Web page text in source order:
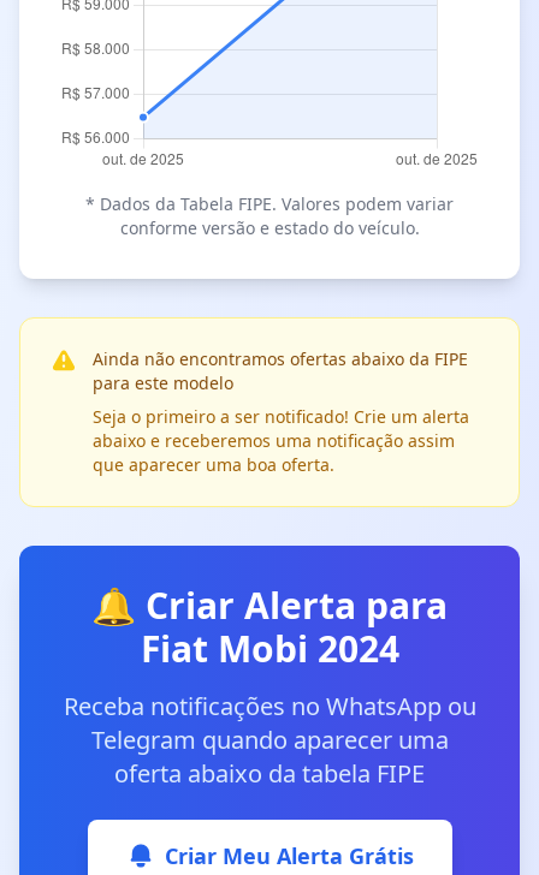
* Dados da Tabela FIPE. Valores podem variar
conforme versão e estado do veículo.
Ainda não encontramos ofertas abaixo da FIPE
para este modelo
Seja o primeiro a ser notificado! Crie um alerta
abaixo e receberemos uma notificação assim
que aparecer uma boa oferta.
🔔 Criar Alerta para
Fiat Mobi 2024
Receba notificações no WhatsApp ou
Telegram quando aparecer uma
oferta abaixo da tabela FIPE
Criar Meu Alerta Grátis